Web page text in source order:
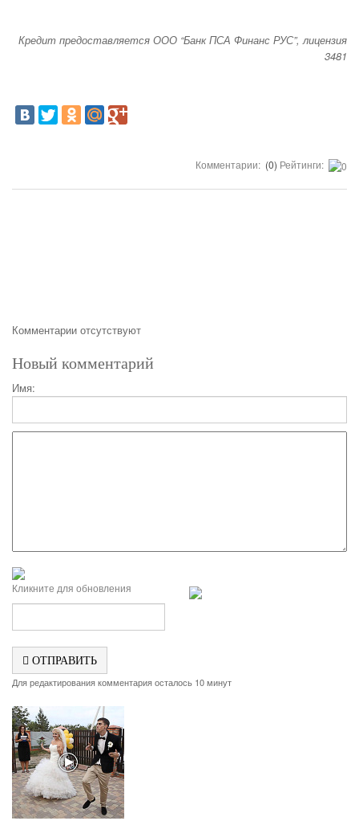
Кредит предоставляется ООО “Банк ПСА Финанс РУС”, лицензия
3481
Комментарии: (0) Рейтинги:
Комментарии отсутствуют
Новый комментарий
Имя:
Кликните для обновления
ОТПРАВИТЬ
Для редактирования комментария осталось 10 минут